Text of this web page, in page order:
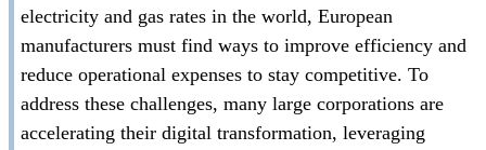
electricity and gas rates in the world, European
manufacturers must find ways to improve efficiency and
reduce operational expenses to stay competitive. To
address these challenges, many large corporations are
accelerating their digital transformation, leveraging